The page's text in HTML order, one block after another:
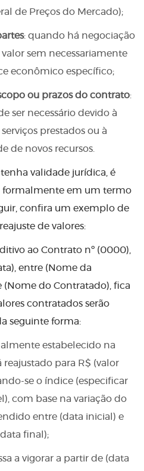
de Preços do Mercado);
: quando há negociação
sem necessariamente
econômico específico;
ou prazos do contrato:
ser necessário devido à
prestados ou à
de novos recursos.
tenha validade jurídica, é
em um termo
confira um exemplo de
de valores:
ao Contrato nº (0000),
entre (Nome da
(Nome do Contratado), fica
contratados serão
seguinte forma:
estabelecido na
reajustado para R$ (valor
se o índice (especificar
com base na variação do
entre (data inicial) e
final);
a vigorar a partir de (data